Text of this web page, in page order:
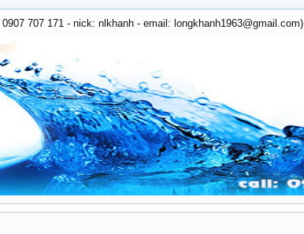
707 171 - nick: nlkhanh - email: longkhanh1963@gmail.com)